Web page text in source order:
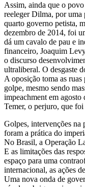
Assim, ainda que o
reeleger Dilma, por uma
quarto governo petista,
dezembro de 2014, foi
dá um cavalo de pau e
financeiro, Joaquim
o discurso
ultraliberal. O desgaste
A oposição toma as
golpe, mesmo sendo
impeachment em
Temer, o perjuro, que
Golpes, intervenções na
foram a prática do
No Brasil, a Operação
E as limitações das
espaço para uma
internacional, as ações
Uma nova onda de